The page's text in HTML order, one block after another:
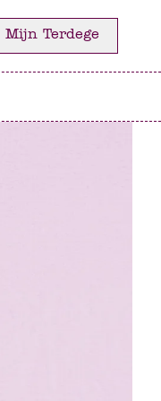
Mijn Terdege